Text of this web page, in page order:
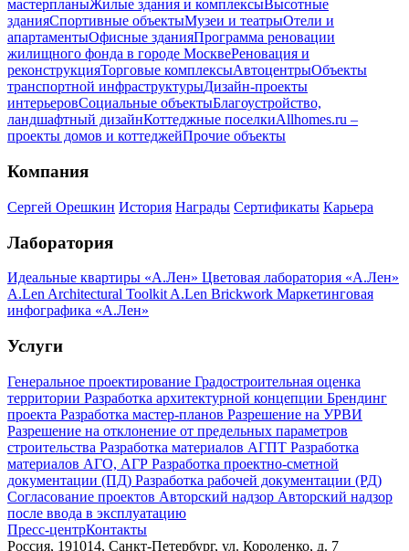
мастерпланыЖилые здания и комплексыВысотные
зданияСпортивные объектыМузеи и театрыОтели и
апартаментыОфисные зданияПрограмма реновации
жилищного фонда в городе МосквеРеновация и
реконструкцияТорговые комплексыАвтоцентрыОбъекты
транспортной инфраструктурыДизайн-проекты
интерьеровСоциальные объектыБлагоустройство,
ландшафтный дизайнКоттеджные поселкиAllhomes.ru –
проекты домов и коттеджейПрочие объекты
Компания
Сергей Орешкин История Награды Сертификаты Карьера
Лаборатория
Идеальные квартиры «А.Лен» Цветовая лаборатория «А.Лен»
A.Len Architectural Toolkit A.Len Brickwork Маркетинговая
инфографика «А.Лен»
Услуги
Генеральное проектирование Градостроительная оценка
территории Разработка архитектурной концепции Брендинг
проекта Разработка мастер-планов Разрешение на УРВИ
Разрешение на отклонение от предельных параметров
строительства Разработка материалов АГПТ Разработка
материалов АГО, АГР Разработка проектно-сметной
документации (ПД) Разработка рабочей документации (РД)
Согласование проектов Авторский надзор Авторский надзор
после ввода в эксплуатацию
Пресс-центрКонтакты
Россия, 191014, Санкт-Петербург, ул. Короленко, д. 7